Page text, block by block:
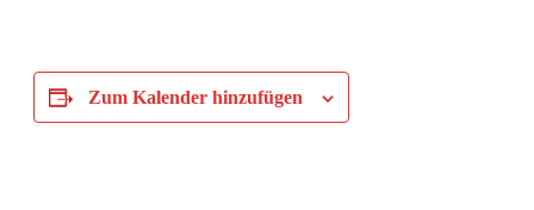
Zum Kalender hinzufügen